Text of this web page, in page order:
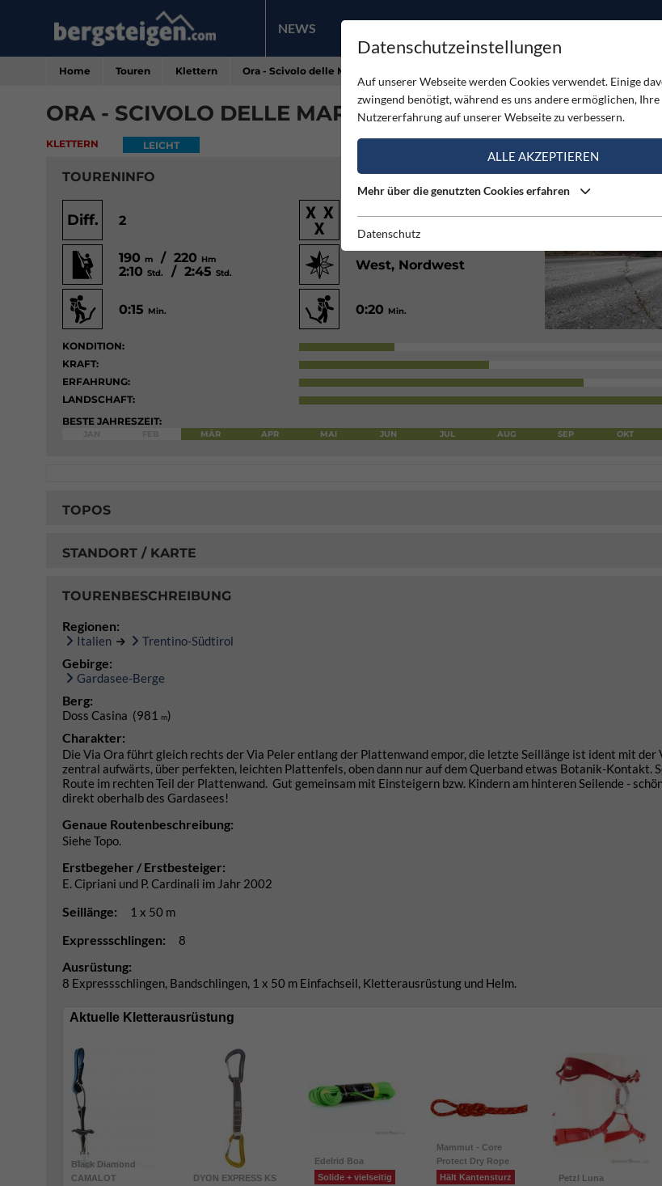
NEWS PRODUKTE
Home Touren Klettern Ora - Scivolo delle Marocche
ORA - SCIVOLO DELLE MAROCCHE
KLETTERN LEICHT
TOURENINFO
Diff. 2 Gut
190m / 220 Hm
2:10Std. / 2:45Std.
West, Nordwest
0:15 Min. 0:20 Min.
KONDITION:
KRAFT:
ERFAHRUNG:
LANDSCHAFT:
BESTE JAHRESZEIT:
MÄR APR MAI JUN JUL AUG SEP OKT
TOPOS
STANDORT / KARTE
TOURENBESCHREIBUNG
Regionen:
Italien Trentino-Südtirol
Gebirge:
Gardasee-Berge
Berg:
Doss Casina (981 m)
Charakter:
Die Via Ora führt gleich rechts der Via Peler entlang der Plattenwand empor, die letzte Seillänge ist ident mit der
zentral aufwärts, über perfekten, leichten Plattenfels, oben dann nur auf dem Querband etwas Botanik-Kontakt.
Route im rechten Teil der Plattenwand. Gut gemeinsam mit Einsteigern bzw. Kindern am hinteren Seilende -
direkt oberhalb des Gardasees!
Genaue Routenbeschreibung:
Siehe Topo.
Erstbegeher / Erstbesteiger:
E. Cipriani und P. Cardinali im Jahr 2002
Seillänge: 1 x 50 m
Expressschlingen: 8
Ausrüstung:
8 Expressschlingen, Bandschlingen, 1 x 50 m Einfachseil, Kletterausrüstung und Helm.
Aktuelle Kletterausrüstung
Black Diamond
CAMALOT
DYON EXPRESS KS
Edelrid Boa
Solide + vielseitig
Mammut - Core
Protect Dry Rope
Hält Kantensturz
Petzl Luna
Datenschutzeinstellungen
Auf unserer Webseite werden Cookies verwendet. Einige
zwingend benötigt, während es uns andere ermöglichen, Ihre
Nutzererfahrung auf unserer Webseite zu verbessern.
ALLE AKZEPTIEREN
Mehr über die genutzten Cookies erfahren
Datenschutz